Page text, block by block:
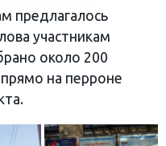
предлагалось
участникам
около 200
на перроне